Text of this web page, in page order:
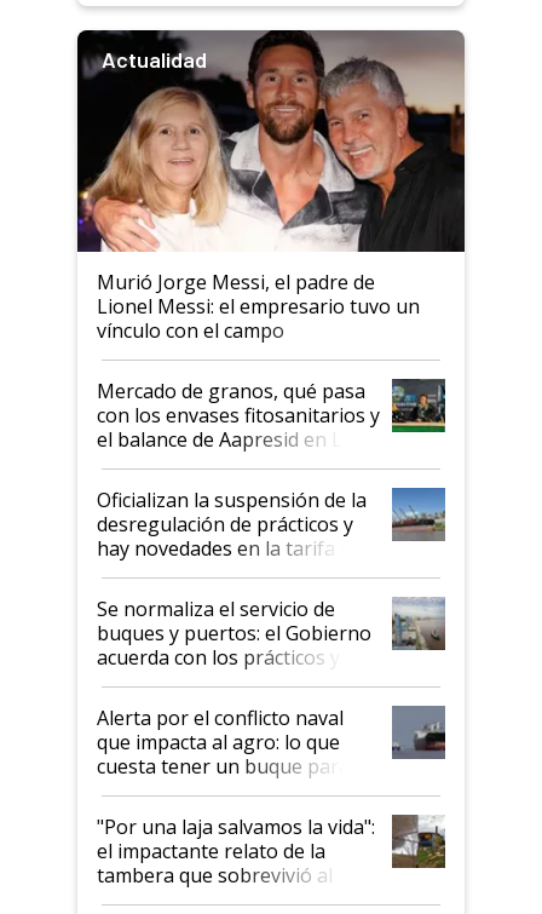
Actualidad
Murió Jorge Messi, el padre de
Lionel Messi: el empresario tuvo un
vínculo con el campo
Mercado de granos, qué pasa
con los envases fitosanitarios y
el balance de Aapresid en La
Posta
Oficializan la suspensión de la
desregulación de prácticos y
hay novedades en la tarifa de
la hidrovía
Se normaliza el servicio de
buques y puertos: el Gobierno
acuerda con los prácticos y
suspende el decreto de
desregulación
Alerta por el conflicto naval
que impacta al agro: lo que
cuesta tener un buque parado
y el peligro de que Argentina
pase a ser "país sucio"
"Por una laja salvamos la vida":
el impactante relato de la
tambera que sobrevivió al
tornado